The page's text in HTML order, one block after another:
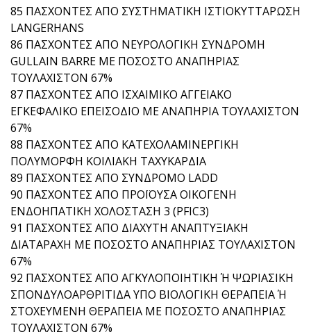
85 ΠΑΣΧΟΝΤΕΣ ΑΠΟ ΣΥΣΤΗΜΑΤΙΚΗ ΙΣΤΙΟΚΥΤΤΑΡΩΣΗ
LANGERHANS
86 ΠΑΣΧΟΝΤΕΣ ΑΠΟ ΝΕΥΡΟΛΟΓΙΚΗ ΣΥΝΔΡΟΜΗ
GULLAIN BARRE ΜΕ ΠΟΣΟΣΤΟ ΑΝΑΠΗΡΙΑΣ
ΤΟΥΛΑΧΙΣΤΟΝ 67%
87 ΠΑΣΧΟΝΤΕΣ ΑΠΟ ΙΣΧΑΙΜΙΚΟ ΑΓΓΕΙΑΚΟ
ΕΓΚΕΦΑΛΙΚΟ ΕΠΕΙΣΟΔΙΟ ΜΕ ΑΝΑΠΗΡΙΑ ΤΟΥΛΑΧΙΣΤΟΝ
67%
88 ΠΑΣΧΟΝΤΕΣ ΑΠΟ ΚΑΤΕΧΟΛΑΜΙΝΕΡΓΙΚΗ
ΠΟΛΥΜΟΡΦΗ ΚΟΙΛΙΑΚΗ ΤΑΧΥΚΑΡΔΙΑ
89 ΠΑΣΧΟΝΤΕΣ ΑΠΟ ΣΥΝΔΡΟΜΟ LADD
90 ΠΑΣΧΟΝΤΕΣ ΑΠΟ ΠΡΟΪΟΥΣΑ ΟΙΚΟΓΕΝΗ
ΕΝΔΟΗΠΑΤΙΚΗ ΧΟΛΟΣΤΑΣΗ 3 (PFIC3)
91 ΠΑΣΧΟΝΤΕΣ ΑΠΟ ΔΙΑΧΥΤΗ ΑΝΑΠΤΥΞΙΑΚΗ
ΔΙΑΤΑΡΑΧΗ ΜΕ ΠΟΣΟΣΤΟ ΑΝΑΠΗΡΙΑΣ ΤΟΥΛΑΧΙΣΤΟΝ
67%
92 ΠΑΣΧΟΝΤΕΣ ΑΠΟ ΑΓΚΥΛΟΠΟΙΗΤΙΚΗ Ή ΨΩΡΙΑΣΙΚΗ
ΣΠΟΝΔΥΛΟΑΡΘΡΙΤΙΔΑ ΥΠΟ ΒΙΟΛΟΓΙΚΗ ΘΕΡΑΠΕΙΑ Ή
ΣΤΟΧΕΥΜΕΝΗ ΘΕΡΑΠΕΙΑ ΜΕ ΠΟΣΟΣΤΟ ΑΝΑΠΗΡΙΑΣ
ΤΟΥΛΑΧΙΣΤΟΝ 67%